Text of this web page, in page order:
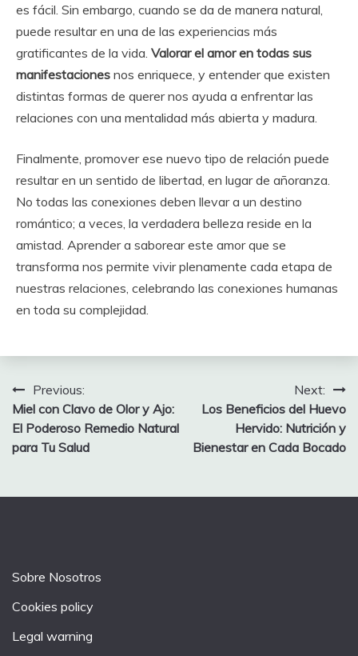
es fácil. Sin embargo, cuando se da de manera natural,
puede resultar en una de las experiencias más
gratificantes de la vida. Valorar el amor en todas sus
manifestaciones nos enriquece, y entender que existen
distintas formas de querer nos ayuda a enfrentar las
relaciones con una mentalidad más abierta y madura.
Finalmente, promover ese nuevo tipo de relación puede
resultar en un sentido de libertad, en lugar de añoranza.
No todas las conexiones deben llevar a un destino
romántico; a veces, la verdadera belleza reside en la
amistad. Aprender a saborear este amor que se
transforma nos permite vivir plenamente cada etapa de
nuestras relaciones, celebrando las conexiones humanas
en toda su complejidad.
Post
navigation
Previous:
Miel con Clavo de Olor y Ajo:
El Poderoso Remedio Natural
para Tu Salud
Next:
Los Beneficios del Huevo
Hervido: Nutrición y
Bienestar en Cada Bocado
Sobre Nosotros
Cookies policy
Legal warning